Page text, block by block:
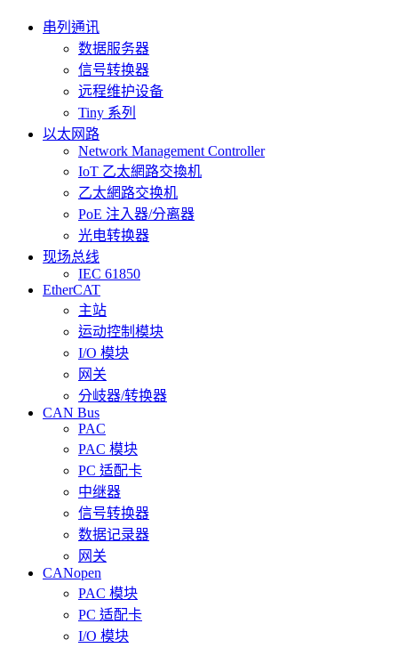
串列通讯
数据服务器
信号转换器
远程维护设备
Tiny 系列
以太网路
Network Management Controller
IoT 乙太網路交換机
乙太網路交换机
PoE 注入器/分离器
光电转换器
现场总线
IEC 61850
EtherCAT
主站
运动控制模块
I/O 模块
网关
分岐器/转换器
CAN Bus
PAC
PAC 模块
PC 适配卡
中继器
信号转换器
数据记录器
网关
CANopen
PAC 模块
PC 适配卡
I/O 模块